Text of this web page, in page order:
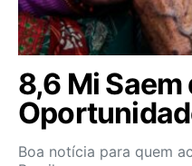
8,6 Mi Saem
Boa notícia para quem